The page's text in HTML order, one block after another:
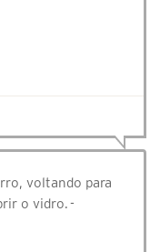
voltando para
o vidro. -